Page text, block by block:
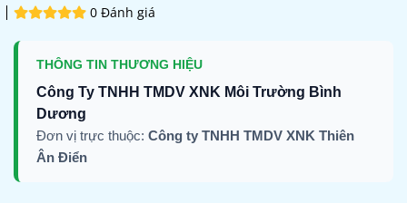
0 Đánh giá
THÔNG TIN THƯƠNG HIỆU
Công Ty TNHH TMDV XNK Môi Trường Bình
Dương
Đơn vị trực thuộc: Công ty TNHH TMDV XNK Thiên
Ân Điển